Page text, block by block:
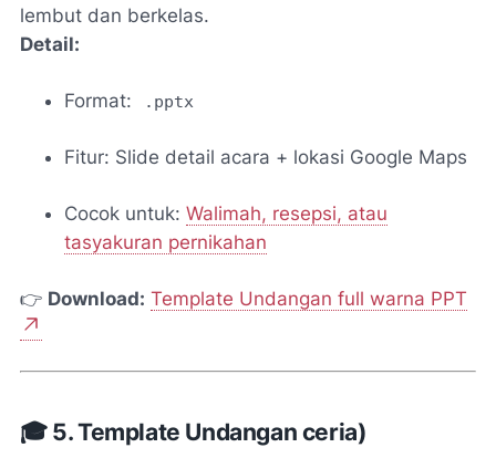
lembut dan berkelas.
Detail:
Format: .pptx
Fitur: Slide detail acara + lokasi Google Maps
Cocok untuk: Walimah, resepsi, atau
tasyakuran pernikahan
👉 Download: Template Undangan full warna PPT
🎓 5. Template Undangan ceria)